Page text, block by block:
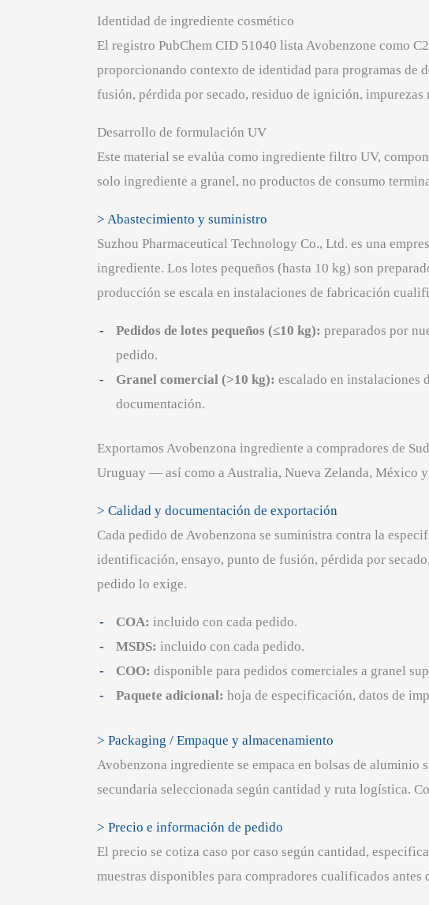
Identidad de ingrediente cosmético
El registro PubChem CID 51040 lista Avobenzone como
proporcionando contexto de identidad para programas
fusión, pérdida por secado, residuo de ignición,
Desarrollo de formulación UV
Este material se evalúa como ingrediente filtro UV,
solo ingrediente a granel, no productos de consumo
> Abastecimiento y suministro
Suzhou Pharmaceutical Technology Co., Ltd. es una
ingrediente. Los lotes pequeños (hasta 10 kg) son
producción se escala en instalaciones de fabricación
Pedidos de lotes pequeños (≤10 kg): preparados por
pedido.
Granel comercial (>10 kg): escalado en instalaciones
documentación.
Exportamos Avobenzona ingrediente a compradores de
Uruguay — así como a Australia, Nueva Zelanda, México
> Calidad y documentación de exportación
Cada pedido de Avobenzona se suministra contra la
identificación, ensayo, punto de fusión, pérdida por
pedido lo exige.
COA: incluido con cada pedido.
MSDS: incluido con cada pedido.
COO: disponible para pedidos comerciales a granel
Paquete adicional: hoja de especificación, datos de
> Packaging / Empaque y almacenamiento
Avobenzona ingrediente se empaca en bolsas de
secundaria seleccionada según cantidad y ruta logística.
> Precio e información de pedido
El precio se cotiza caso por caso según cantidad,
muestras disponibles para compradores cualificados